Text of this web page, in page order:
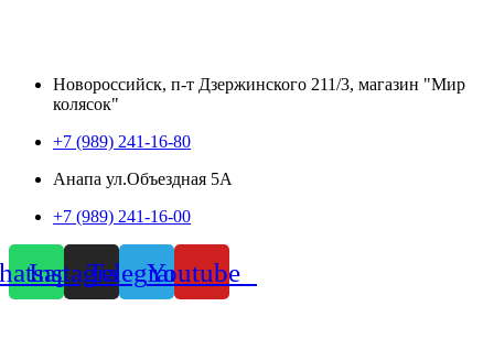
Новороссийск, п-т Дзержинского 211/3, магазин "Мир
колясок"
+7 (989) 241-16-80
Анапа ул.Объездная 5А
+7 (989) 241-16-00
InstagramTelegramYoutube